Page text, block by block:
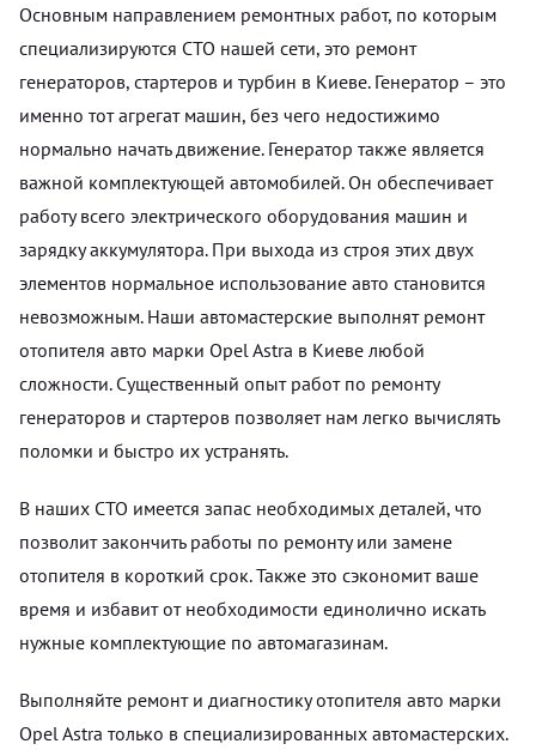
Основным направлением ремонтных работ, по которым
специализируются СТО нашей сети, это ремонт
генераторов, стартеров и турбин в Киеве. Генератор – это
именно тот агрегат машин, без чего недостижимо
нормально начать движение. Генератор также является
важной комплектующей автомобилей. Он обеспечивает
работу всего электрического оборудования машин и
зарядку аккумулятора. При выхода из строя этих двух
элементов нормальное использование авто становится
невозможным. Наши автомастерские выполнят ремонт
отопителя авто марки Opel Astra в Киеве любой
сложности. Существенный опыт работ по ремонту
генераторов и стартеров позволяет нам легко вычислять
поломки и быстро их устранять.
В наших СТО имеется запас необходимых деталей, что
позволит закончить работы по ремонту или замене
отопителя в короткий срок. Также это сэкономит ваше
время и избавит от необходимости единолично искать
нужные комплектующие по автомагазинам.
Выполняйте ремонт и диагностику отопителя авто марки
Opel Astra только в специализированных автомастерских.